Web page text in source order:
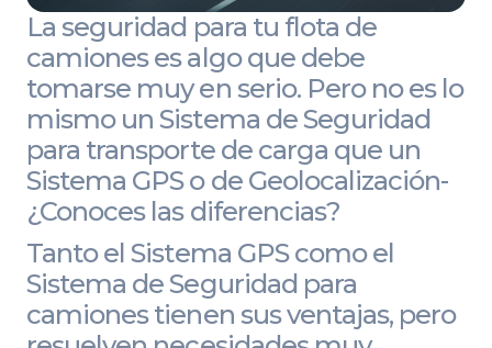
La seguridad para tu flota de
camiones es algo que debe
tomarse muy en serio. Pero no es lo
mismo un Sistema de Seguridad
para transporte de carga que un
Sistema GPS o de Geolocalización-
¿Conoces las diferencias?
Tanto el Sistema GPS como el
Sistema de Seguridad para
camiones tienen sus ventajas, pero